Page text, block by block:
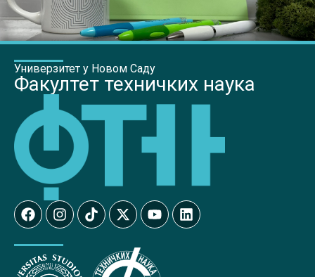
Универзитет у Новом Саду
Факултет техничких наука